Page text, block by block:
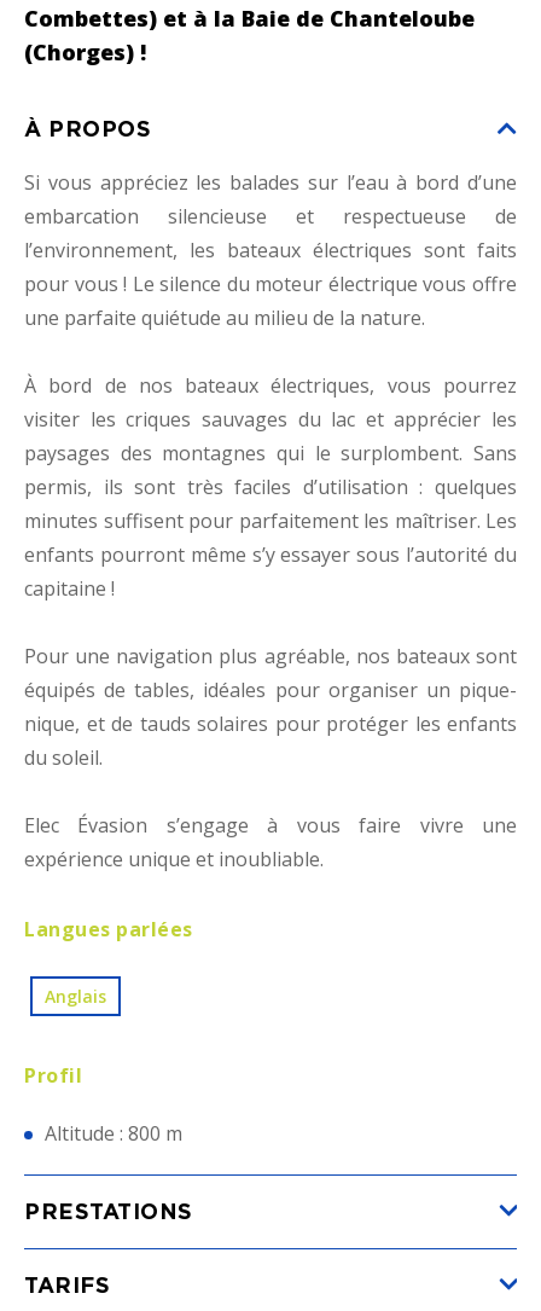
Combettes) et à la Baie de Chanteloube
(Chorges) !
À PROPOS
Si vous appréciez les balades sur l’eau à bord d’une
embarcation silencieuse et respectueuse de
l’environnement, les bateaux électriques sont faits
pour vous ! Le silence du moteur électrique vous offre
une parfaite quiétude au milieu de la nature.
À bord de nos bateaux électriques, vous pourrez
visiter les criques sauvages du lac et apprécier les
paysages des montagnes qui le surplombent. Sans
permis, ils sont très faciles d’utilisation : quelques
minutes suffisent pour parfaitement les maîtriser. Les
enfants pourront même s’y essayer sous l’autorité du
capitaine !
Pour une navigation plus agréable, nos bateaux sont
équipés de tables, idéales pour organiser un pique-
nique, et de tauds solaires pour protéger les enfants
du soleil.
Elec Évasion s’engage à vous faire vivre une
expérience unique et inoubliable.
Langues parlées
Anglais
Profil
Altitude : 800 m
PRESTATIONS
TARIFS